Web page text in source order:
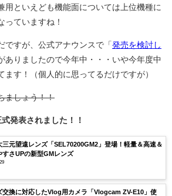
用といえども機能面については上位機種に
っていますね！
ですが、公式アナウンスで「 発売を検討し
ありましたので今年中・・・いや今年度中
ます！（個人的に思ってるだけですが）
ましょう！！
発表されました！！
三元望遠レンズ「SEL70200GM2」登場！軽量＆高速＆
すさUPの新型GMレンズ
交換に対応したVlog用カメラ「Vlogcam ZV-E10」使